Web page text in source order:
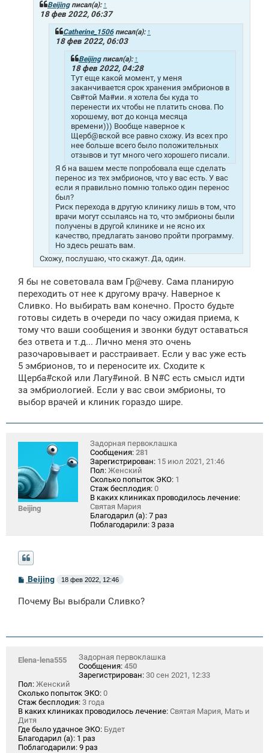
Beijingписал(а): ↑
18 фев 2022, 06:37
Catherine_1506писал(а): ↑
18 фев 2022, 06:03
Beijingписал(а): ↑
18 фев 2022, 04:28
Тут еще какой момент, у меня
заканчивается срок хранения эмбрионов в
Св#той Ма#ии. я хотела бы куда то
перенести их чтобы не платить снова. По
хорошему, вот до конца месяца
времени))) Вообще наверное к
Щерб@вской все равно схожу. Из всех про
нее больше всего было положительных
отзывов и тут много чего хорошего писали.
Я б на вашем месте попробовала еще сделать
перенос из тех эмбрионов, что у вас есть. У вас
если я правильно помню только один перенос
был?
Риск перехода в другую клинику лишь в том, что
врачи могут ссылаясь на то, что эмбрионы были
получены в другой клинике и не ясно их
качество, предлагать заново пройти программу.
Но здесь решать вам.
Схожу, послушаю, что скажут. Да, один.
Я бы не советовала вам Гр@чеву. Сама планирую
переходить от нее к другому врачу. Наверное к
Сливко. Но выбирать вам конечно. Просто будьте
готовы сидеть в очереди по часу ожидая приема, к
тому что ваши сообщения и звонки будут оставаться
без ответа и т.д... Лично меня это очень
разочаровывает и расстраивает. Если у вас уже есть
5 эмбрионов, то и переносите их. Сходите к
Щерба#ской или Лагу#иной. В N#C есть смысл идти
за эмбриологией. Если у вас свои эмбрионы, то
выбор врачей и клиник гораздо шире.
Beijing
Задорная первоклашка
Сообщения: 281
Зарегистрирован: 15 июл 2021, 21:46
Пол: Женский
Сколько попыток ЭКО: 1
Стаж бесплодия: 0
В каких клиниках проводилось лечение:
Святая Мария
Благодарил (а): 7 раз
Поблагодарили: 3 раза
С
б
и
Beijing 18 фев 2022, 12:46
Почему Вы выбрали Сливко?
Elena-lena555
Задорная первоклашка
Сообщения: 450
Зарегистрирован: 30 сен 2021, 12:33
Пол: Женский
Сколько попыток ЭКО: 0
Стаж бесплодия: 3 года
В каких клиниках проводилось лечение: Святая Мария, Мать и
Дитя
Где было удачное ЭКО: Будет
Благодарил (а): 1 раз
Поблагодарили: 9 раз